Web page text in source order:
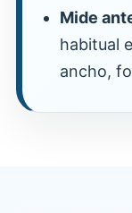
Mide
habitual
ancho,